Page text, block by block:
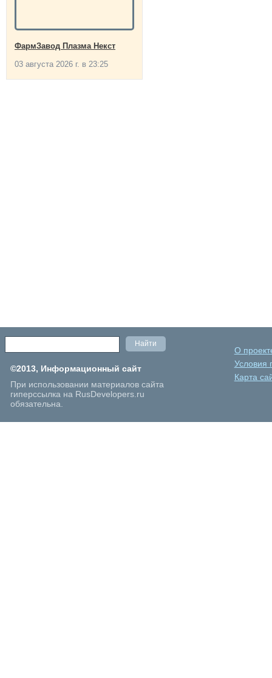
ФармЗавод Плазма Некст
03 августа 2026 г. в 23:25
©2013, Информационный сайт
При использовании материалов сайта
гиперссылка на RusDevelopers.ru
обязательна.
О
Условия
Карта